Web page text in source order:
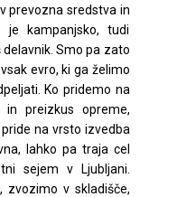
prevozna sredstva in
kampanjsko, tudi
Smo pa zato
evro, ki ga želimo
Ko pridemo na
in preizkus opreme,
na vrsto izvedba
lahko pa traja cel
sejem v Ljubljani.
zvozimo v skladišče,